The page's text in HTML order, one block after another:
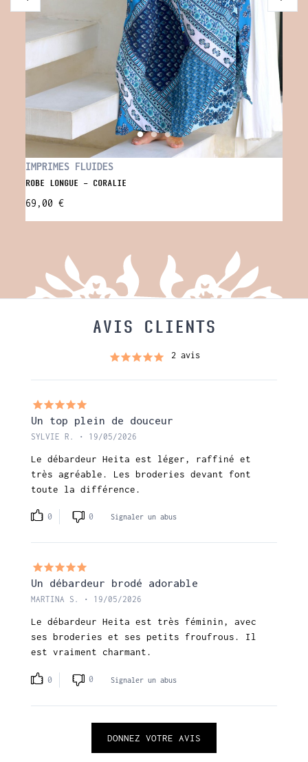
IMPRIMES FLUIDES
ROBE LONGUE - CORALIE
69,00 €
AVIS CLIENTS
2 avis
Un top plein de douceur
SYLVIE R. • 19/05/2026
Le débardeur Heita est léger, raffiné et
très agréable. Les broderies devant font
toute la différence.
0 0 Signaler un abus
Un débardeur brodé adorable
MARTINA S. • 19/05/2026
Le débardeur Heita est très féminin, avec
ses broderies et ses petits froufrous. Il
est vraiment charmant.
0 0 Signaler un abus
DONNEZ VOTRE AVIS